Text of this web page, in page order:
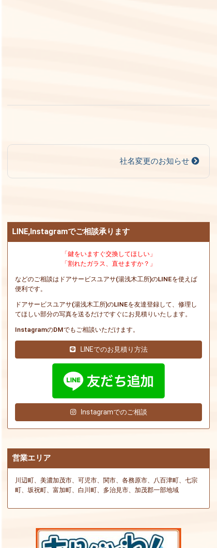
社名変更のお知らせ
LINE,Instagramでご相談承ります
「鍵をいますぐ交換してほしい」
「割れたガラス、直せますか？」
などのご相談はドアサービスユアサ(湯浅木工所)のLINEを使えば
便利です。
ドアサービスユアサ(湯浅木工所)のLINEを友達登録して、修理し
てほしい部分の写真を送るだけですぐにお見積りいたします。
InstagramのDMでもご相談いただけます。
LINEでのお見積り方法
Instagramでのご相談
営業エリア
川辺町、美濃加茂市、可児市、関市、各務原市、八百津町、七宗
町、坂祝町、富加町、白川町、多治見市、加茂郡一部地域